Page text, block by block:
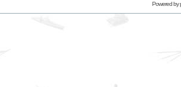
Powered by